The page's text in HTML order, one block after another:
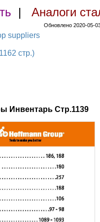
| Аналоги
Обновлено 2020-05-
suppliers
стр.)
Инвентарь Стр.1139